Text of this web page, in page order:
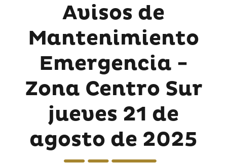
Avisos de
Mantenimiento
Emergencia -
Zona Centro Sur
jueves 21 de
agosto de 2025